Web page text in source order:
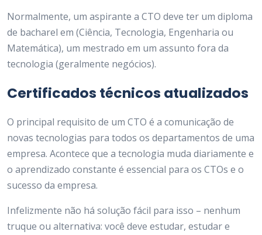
Normalmente, um aspirante a CTO deve ter um diploma
de bacharel em (Ciência, Tecnologia, Engenharia ou
Matemática), um mestrado em um assunto fora da
tecnologia (geralmente negócios).
Certificados técnicos atualizados
O principal requisito de um CTO é a comunicação de
novas tecnologias para todos os departamentos de uma
empresa. Acontece que a tecnologia muda diariamente e
o aprendizado constante é essencial para os CTOs e o
sucesso da empresa.
Infelizmente não há solução fácil para isso – nenhum
truque ou alternativa: você deve estudar, estudar e